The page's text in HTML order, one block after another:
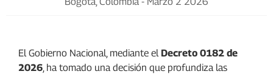
El Gobierno Nacional, mediante el Decreto 0182 de
2026, ha tomado una decisión que profundiza las